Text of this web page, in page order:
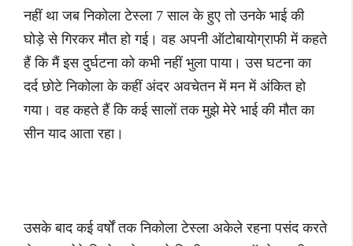
नहीं था जब निकोला टेस्ला 7 साल के हुए तो उनके भाई की
घोड़े से गिरकर मौत हो गई। वह अपनी ऑटोबायोग्राफी में कहते
हैं कि मैं इस दुर्घटना को कभी नहीं भुला पाया। उस घटना का
दर्द छोटे निकोला के कहीं अंदर अवचेतन में मन में अंकित हो
गया। वह कहते हैं कि कई सालों तक मुझे मेरे भाई की मौत का
सीन याद आता रहा।
उसके बाद कई वर्षों तक निकोला टेस्ला अकेले रहना पसंद करते